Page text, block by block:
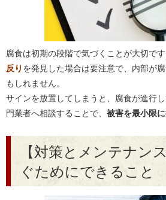
腐食は初期の段階で気づくことが大切で
反り を発見した場合は要注意で、内部が
もしれません。
サインを放置してしまうと、腐食が進行
門業者へ相談することで、 被害を最小限
【対策とメンテナン
ぐためにできること